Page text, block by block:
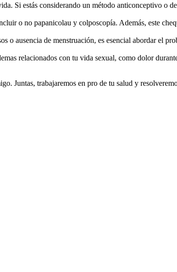
Si estás considerando un método anticonceptivo o
o no papanicolau y colposcopía. Además, este
ausencia de menstruación, es esencial abordar el
relacionados con tu vida sexual, como dolor
Juntas, trabajaremos en pro de tu salud y